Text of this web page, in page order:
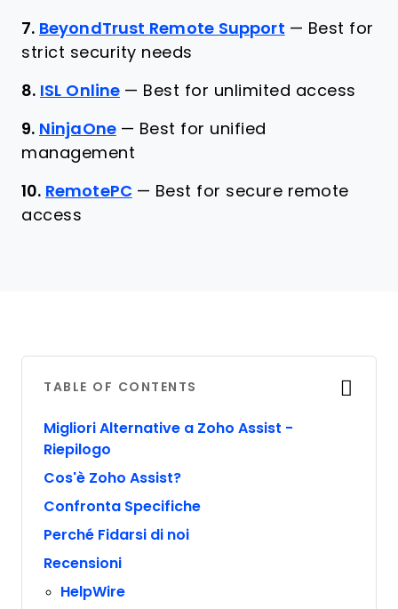
7. BeyondTrust Remote Support — Best for
strict security needs
8. ISL Online — Best for unlimited access
9. NinjaOne — Best for unified
management
10. RemotePC — Best for secure remote
access
TABLE OF CONTENTS
Migliori Alternative a Zoho Assist -
Riepilogo
Cos'è Zoho Assist?
Confronta Specifiche
Perché Fidarsi di noi
Recensioni
HelpWire